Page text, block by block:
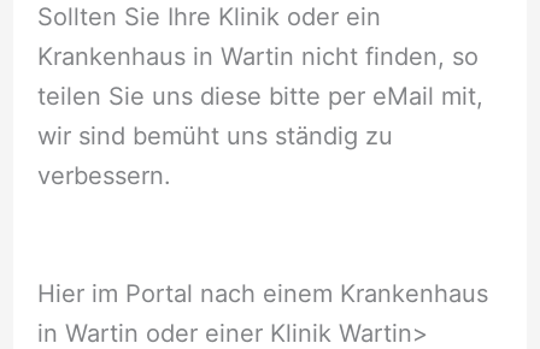
Sollten Sie Ihre Klinik oder ein
Krankenhaus in Wartin nicht finden, so
teilen Sie uns diese bitte per eMail mit,
wir sind bemüht uns ständig zu
verbessern.
Hier im Portal nach einem Krankenhaus
in Wartin oder einer Klinik Wartin>